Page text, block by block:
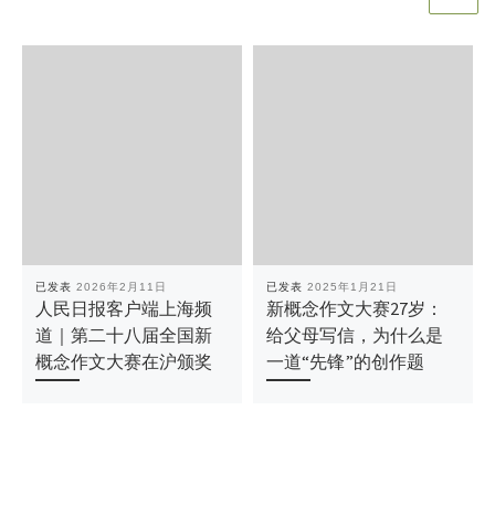
已发表 2026年2月11日
人民日报客户端上海频
道｜第二十八届全国新
概念作文大赛在沪颁奖
已发表 2025年1月21日
新概念作文大赛27岁：
给父母写信，为什么是
一道“先锋”的创作题